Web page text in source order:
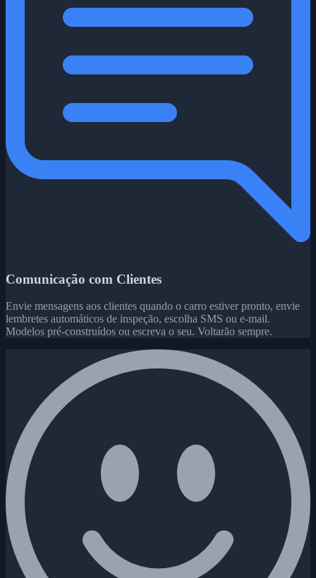
Comunicação com Clientes
Envie mensagens aos clientes quando o carro estiver pronto, envie
lembretes automáticos de inspeção, escolha SMS ou e-mail.
Modelos pré-construídos ou escreva o seu. Voltarão sempre.